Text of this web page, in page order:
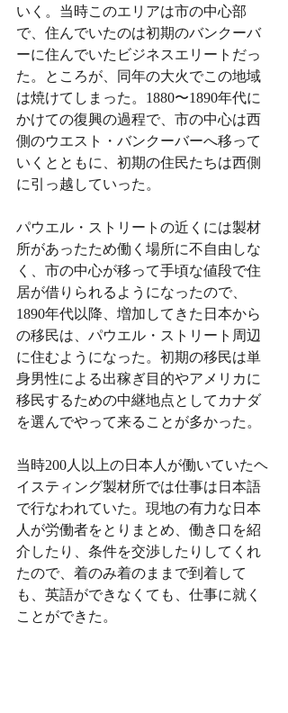
いく。当時このエリアは市の中心部
で、住んでいたのは初期のバンクーバ
ーに住んでいたビジネスエリートだっ
た。ところが、同年の大火でこの地域
は焼けてしまった。1880〜1890年代に
かけての復興の過程で、市の中心は西
側のウエスト・バンクーバーへ移って
いくとともに、初期の住民たちは西側
に引っ越していった。
パウエル・ストリートの近くには製材
所があったため働く場所に不自由しな
く、市の中心が移って手頃な値段で住
居が借りられるようになったので、
1890年代以降、増加してきた日本から
の移民は、パウエル・ストリート周辺
に住むようになった。初期の移民は単
身男性による出稼ぎ目的やアメリカに
移民するための中継地点としてカナダ
を選んでやって来ることが多かった。
当時200人以上の日本人が働いていたヘ
イスティング製材所では仕事は日本語
で行なわれていた。現地の有力な日本
人が労働者をとりまとめ、働き口を紹
介したり、条件を交渉したりしてくれ
たので、着のみ着のままで到着して
も、英語ができなくても、仕事に就く
ことができた。